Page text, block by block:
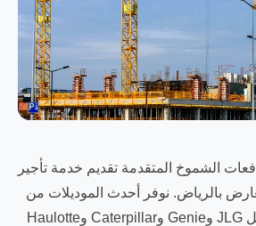
الشموخ المتقدمة تقديم خدمة تأجير
بالرياض. نوفر أحدث الموديلات من
الماركات العالمية مثل JLG وGenie وCaterpillar وHaulotte